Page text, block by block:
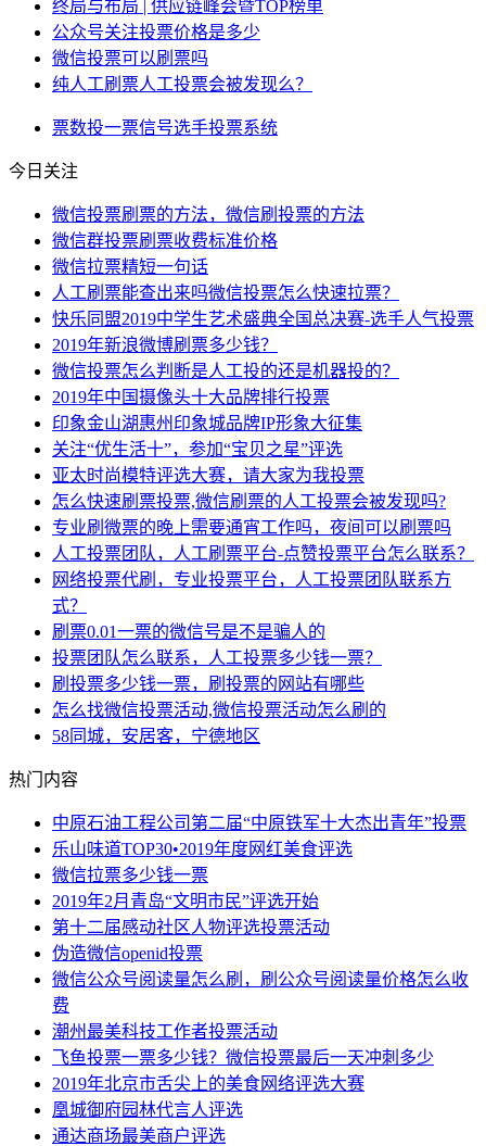
终局与布局 | 供应链峰会暨TOP榜单
公众号关注投票价格是多少
微信投票可以刷票吗
纯人工刷票人工投票会被发现么？
票数投一票信号选手投票系统
今日关注
微信投票刷票的方法，微信刷投票的方法
微信群投票刷票收费标准价格
微信拉票精短一句话
人工刷票能查出来吗微信投票怎么快速拉票？
快乐同盟2019中学生艺术盛典全国总决赛-选手人气投票
2019年新浪微博刷票多少钱？
微信投票怎么判断是人工投的还是机器投的？
2019年中国摄像头十大品牌排行投票
印象金山湖惠州印象城品牌IP形象大征集
关注“优生活十”，参加“宝贝之星”评选
亚太时尚模特评选大赛，请大家为我投票
怎么快速刷票投票,微信刷票的人工投票会被发现吗?
专业刷微票的晚上需要通宵工作吗，夜间可以刷票吗
人工投票团队，人工刷票平台-点赞投票平台怎么联系？
网络投票代刷，专业投票平台，人工投票团队联系方
式？
刷票0.01一票的微信号是不是骗人的
投票团队怎么联系，人工投票多少钱一票？
刷投票多少钱一票，刷投票的网站有哪些
怎么找微信投票活动,微信投票活动怎么刷的
58同城，安居客，宁德地区
热门内容
中原石油工程公司第二届“中原铁军十大杰出青年”投票
乐山味道TOP30•2019年度网红美食评选
微信拉票多少钱一票
2019年2月青岛“文明市民”评选开始
第十二届感动社区人物评选投票活动
伪造微信openid投票
微信公众号阅读量怎么刷，刷公众号阅读量价格怎么收
费
潮州最美科技工作者投票活动
飞鱼投票一票多少钱？微信投票最后一天冲刺多少
2019年北京市舌尖上的美食网络评选大赛
凰城御府园林代言人评选
通达商场最美商户评选